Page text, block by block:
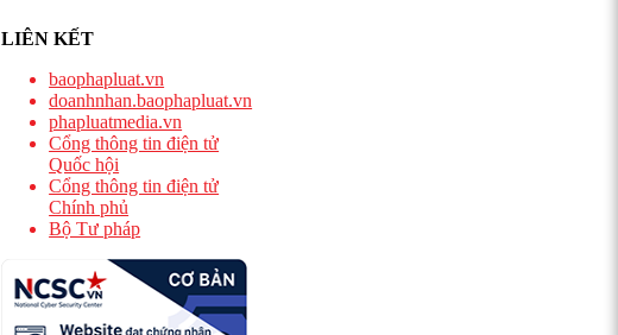
LIÊN KẾT
baophapluat.vn
doanhnhan.baophapluat.vn
phapluatmedia.vn
Cổng thông tin điện tử
Quốc hội
Cổng thông tin điện tử
Chính phủ
Bộ Tư pháp